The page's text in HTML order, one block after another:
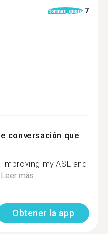
format_quote 7
conversación que
my ASL and
Leer más
Obtener la app